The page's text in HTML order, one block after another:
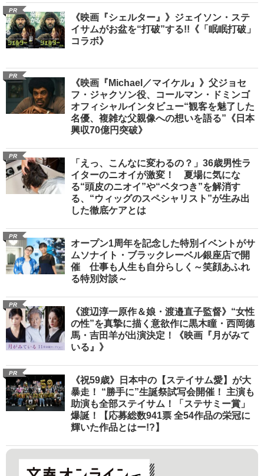
PR
《映画『シェルター』》ジェイソン・ステ
イサムがお盆を“打破”する!!《「眠眠打破」
コラボ》
PR
《映画『Michael／マイケル』》父ジョセ
フ・ジャクソン役、コールマン・ドミンゴ
オフィシャルインタビュー“観客を魅了した
名優、複雑な父親像への想いを語る”《日本
興収70億円突破》
PR
「えっ、こんなに変わるの？」36歳男性ラ
イターのニオイが激変！ 夏場に気にな
る“頭皮のニオイ”や“ベタつき”を解消す
る、“ウィッグのスペシャリスト”が生み出
した徹底ケアとは
PR
オープン1周年を記念した特別イベントがサ
ムソナイト・ブラックレーベル銀座店で開
催 仕事も人生も自分らしく～笑顔あふれ
る特別対談～
PR
《渡辺淳一原作＆娘・渡邉直子監督》“女性
の性”を真摯に描く意欲作に黒木瞳・西岡德
馬・吉田羊が出演決定！《映画『月がみて
いる』》
PR
《祝59歳》日本中の【ステイサム愛】が大
暴走！ “勝手に”生誕祭試写会開催！ 主演も
助演も全部ステイサム！「ステサミー賞」
爆誕！【応募総数941票 全54作品の栄冠に
輝いた作品とはー!?】